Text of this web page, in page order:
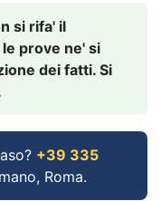
si rifa' il
prove ne' si
dei fatti. Si
+39 335
Roma.